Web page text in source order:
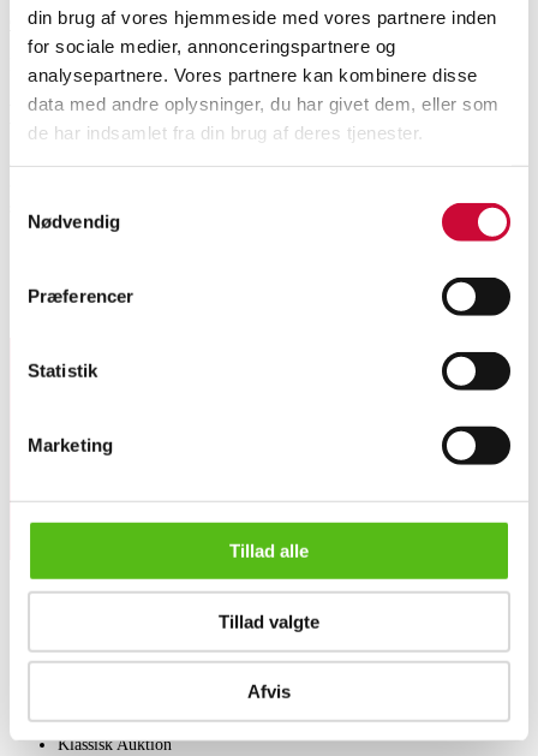
din brug af vores hjemmeside med vores partnere inden
for sociale medier, annonceringspartnere og
analysepartnere. Vores partnere kan kombinere disse
data med andre oplysninger, du har givet dem, eller som
de har indsamlet fra din brug af deres tjenester.
Nødvendig
Præferencer
Statistik
Marketing
Tillad alle
Tillad valgte
Afvis
Vin
36 fl. Salina, Bobal, Jumilla, 2022. (OC). (36)
Odense DKK 1.000 6542321
Momsvare
Beskrivelse
OM OS
Velgørenhed
Klassisk Auktion